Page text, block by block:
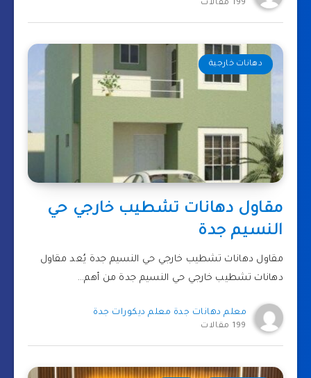
199 مقالات
دهانات خارجية
مقاول دهانات تشطيب خارجي حي
النسيم جدة
مقاول دهانات تشطيب خارجي حي النسيم جدة يُعد مقاول
دهانات تشطيب خارجي حي النسيم جدة من أهم…
معلم دهانات جدة معلم ديكورات جدة
199 مقالات